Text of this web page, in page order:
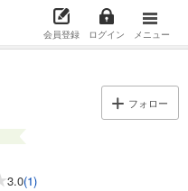
会員登録 ログイン メニュー
フォロー
3.0(1)